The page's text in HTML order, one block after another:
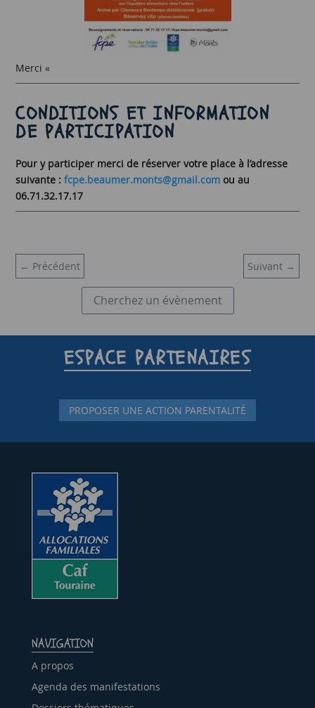
Merci «
CONDITIONS ET INFORMATION
DE PARTICIPATION
Pour y participer merci de réserver votre place à l’adresse
suivante :fcpe.beaumer.monts@gmail.com ou au
06.71.32.17.17
← Précédent Suivant→
Cherchez un évènement
ESPACE PARTENAIRES
PROPOSER UNE ACTION PARENTALITÉ
NAVIGATION
A propos
Agenda des manifestations